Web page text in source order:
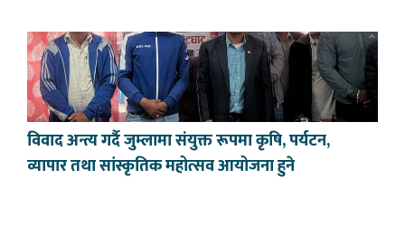
विवाद अन्त्य गर्दै जुम्लामा संयुक्त रूपमा कृषि, पर्यटन,
व्यापार तथा सांस्कृतिक महोत्सव आयोजना हुने